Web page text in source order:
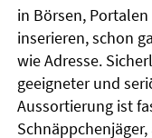
in Börsen,
inserieren, schon
wie Adresse.
geeigneter und
Aussortierung ist